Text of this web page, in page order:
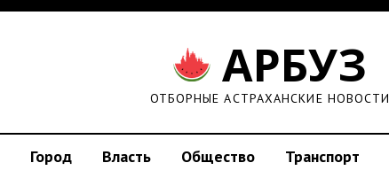
АРБУЗ
ОТБОРНЫЕ АСТРАХАНСКИЕ НОВОСТИ
Город Власть Общество Транспорт